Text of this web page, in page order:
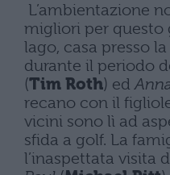
L’ambientazione
migliori per questo
lago, casa presso
durante il periodo
(Tim Roth) ed
recano con il
vicini sono lì ad
sfida a golf. La
l’inaspettata visita